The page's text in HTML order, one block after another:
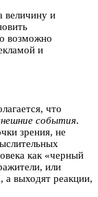
величину и
возможно
и
что
события.
зрения, не
как «черный
или
выходят реакции,